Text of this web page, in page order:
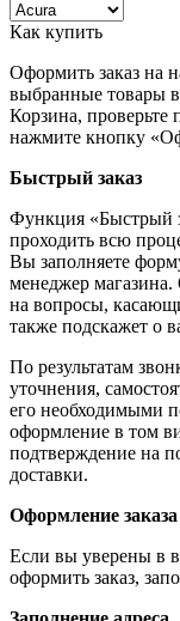
Как купить
Оформить заказ на
выбранные товары в
Корзина, проверьте
нажмите кнопку
Быстрый заказ
Функция «Быстрый
проходить всю
Вы заполняете
менеджер магазина.
на вопросы,
также подскажет о
По результатам
уточнения,
его необходимыми
оформление в том
подтверждение на
доставки.
Оформление
Если вы уверены в
оформить заказ,